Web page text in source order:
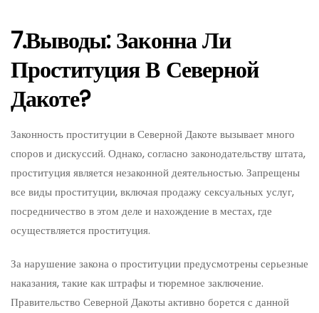
7.Выводы: Законна Ли
Проституция В Северной
Дакоте?
Законность проституции в Северной Дакоте вызывает много
споров и дискуссий. Однако, согласно законодательству штата,
проституция является незаконной деятельностью. Запрещены
все виды проституции, включая продажу сексуальных услуг,
посредничество в этом деле и нахождение в местах, где
осуществляется проституция.
За нарушение закона о проституции предусмотрены серьезные
наказания, такие как штрафы и тюремное заключение.
Правительство Северной Дакоты активно борется с данной